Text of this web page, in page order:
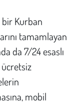
Kurban
tamamlayan
da 7/24 esaslı
ücretsiz
mobil